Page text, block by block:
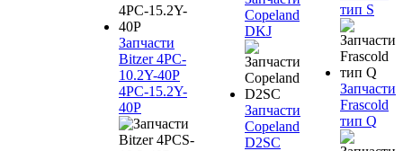
Запчасти
Bitzer 4PC-
10.2Y-40P
4PC-15.2Y-
40P
Copeland
DKJ
Запчасти
Copeland
D2SC
тип S
Запчасти
Frascold
тип Q